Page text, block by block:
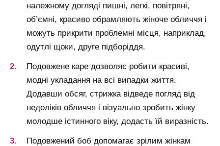
належному догляді пишні, легкі, повітряні,
об’ємні, красиво обрамляють жіноче обличчя і
можуть прикрити проблемні місця, наприклад,
одутлі щоки, друге підборіддя.
Подовжене каре дозволяє робити красиві,
модні укладання на всі випадки життя.
Додавши обсяг, стрижка відведе погляд від
недоліків обличчя і візуально зробить жінку
молодше істинного віку, додасть їй виразність.
Подовжений боб допомагає зрілим жінкам